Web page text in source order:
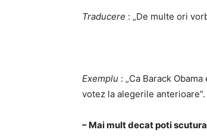
Traducere : „De multe ori
Exemplu : „Ca Barack Obama
votez la alegerile anterioare”.
– Mai mult decat poti